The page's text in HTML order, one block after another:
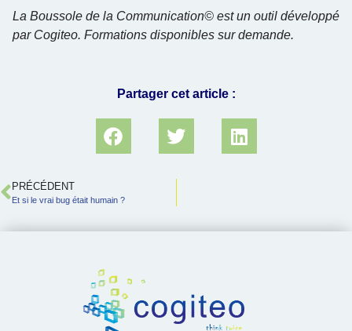
La Boussole de la Communication© est un outil développé
par Cogiteo. Formations disponibles sur demande.
Partager cet article :
PRÉCÉDENT
Et si le vrai bug était humain ?